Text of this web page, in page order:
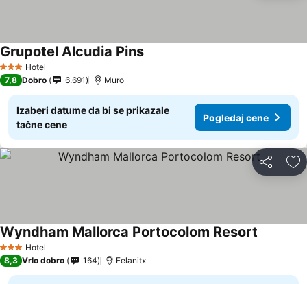
3 Zvezdice
Hotel
Grupotel Alcudia Pins
7,8 Dobro 6.691 Muro
Izaberi datume da bi se prikazale
tačne cene
Pogledaj cene
Deli
3 Zvezdice
Hotel
Wyndham Mallorca Portocolom Resort
8,3 Vrlo dobro 164 Felanitx